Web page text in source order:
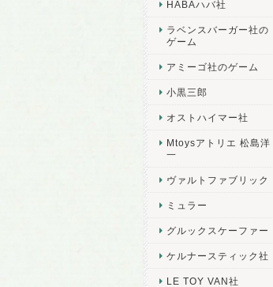
HABAハバ社
ラベンスバーガー社の
ゲーム
アミーゴ社のゲーム
小黒三郎
オストハイマー社
Mtoysアトリエ 松島洋
一
ヴァルトファブリック
ミュラー
グルックスケーファー
ケルナースティック社
LE TOY VAN社